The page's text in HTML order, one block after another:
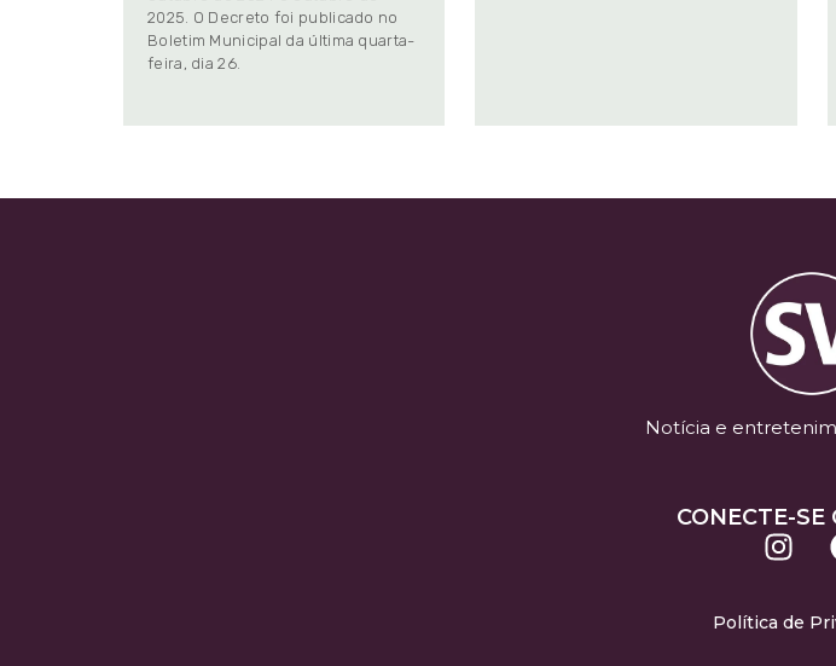
2025. O Decreto foi publicado no
Boletim Municipal da última quarta-
feira, dia 26.
Notícia e
CONECTE-SE
Política de